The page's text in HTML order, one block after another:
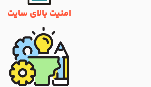
امنیت بالای سایت